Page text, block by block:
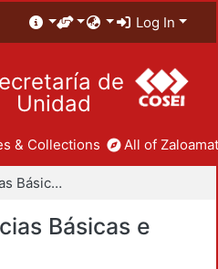
Log In
de
Unidad
& Collections All of
División de Ciencias Básicas e Ingeniería
Básicas e